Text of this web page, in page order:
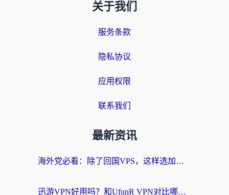
关于我们
服务条款
隐私协议
应用权限
联系我们
最新资讯
海外党必看：除了回国VPS，这样选加速器也能无缝刷国内资源？
迅游VPN好用吗？和UfunR VPN对比哪个回国效果更好？海外党亲测避坑指南